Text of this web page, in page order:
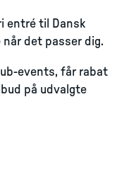
entré til Dansk
det passer dig.
events, får rabat
på udvalgte